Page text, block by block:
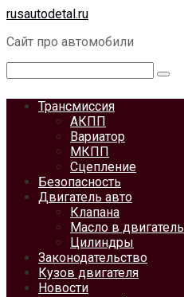
Перейти
контенту
rusautodetal.ru
Сайт про автомобили
Трансмиссия
АКПП
Вариатор
МКПП
Сцепление
Безопасность
Двигатель авто
Клапана
Масло в двигатель
Цилиндры
Законодательство
Кузов двигателя
Новости